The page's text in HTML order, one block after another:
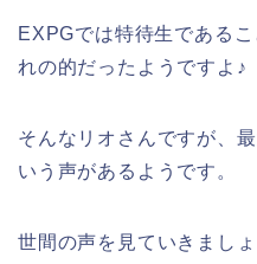
EXPGでは特待生である
れの的だったようですよ♪
そんなリオさんですが、
いう声があるようです。
世間の声を見ていきましょ